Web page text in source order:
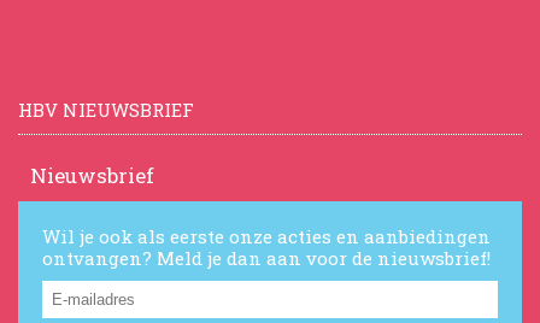
HBV NIEUWSBRIEF
Nieuwsbrief
Wil je ook als eerste onze acties en aanbiedingen
ontvangen? Meld je dan aan voor de nieuwsbrief!